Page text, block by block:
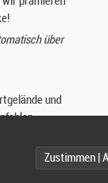
über
und
Zustimmen |